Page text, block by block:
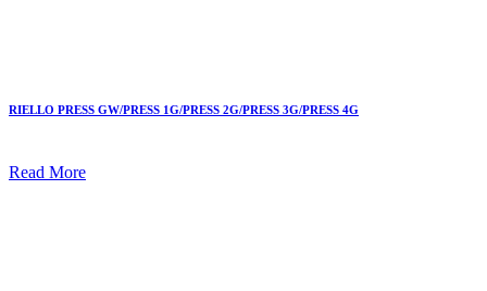
RIELLO PRESS GW/PRESS 1G/PRESS 2G/PRESS 3G/PRESS 4G
Read More